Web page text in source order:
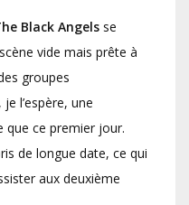
Black Angels se
vide mais prête à
groupes
l’espère, une
que ce premier jour.
de longue date, ce qui
aux deuxième